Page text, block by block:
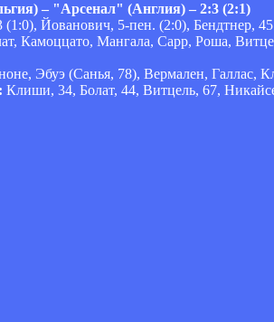
– "Арсенал" (Англия) – 2:3 (2:1)
(1:0), Йованович, 5-пен. (2:0), Бендтнер,
Камоццато, Мангала, Сарр, Роша,
Эбуэ (Санья, 78), Вермален, Галлас,
Клиши, 34, Болат, 44, Витцель, 67,